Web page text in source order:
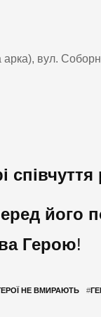
арка), вул.
його
Герою!
НЕ ВМИРАЮТЬ #